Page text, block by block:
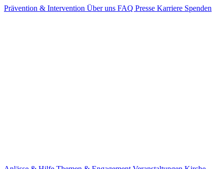
Prävention & Intervention Über uns FAQ Presse Karriere Spenden